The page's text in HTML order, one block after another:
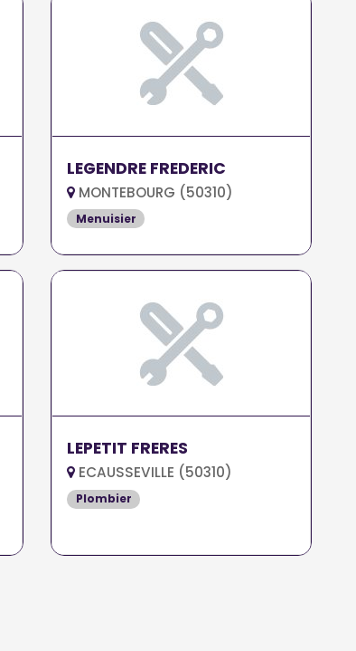
LEGENDRE FREDERIC
MONTEBOURG (50310)
Menuisier
LEPETIT FRERES
ECAUSSEVILLE (50310)
Plombier